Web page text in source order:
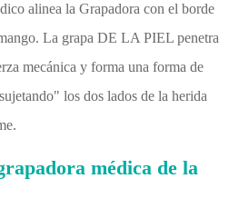
alinea la Grapadora con el borde
La grapa DE LA PIEL penetra
mecánica y forma una forma de
los dos lados de la herida
médica de la